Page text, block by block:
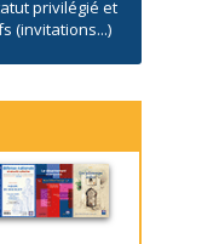
privilégié et
(invitations...)